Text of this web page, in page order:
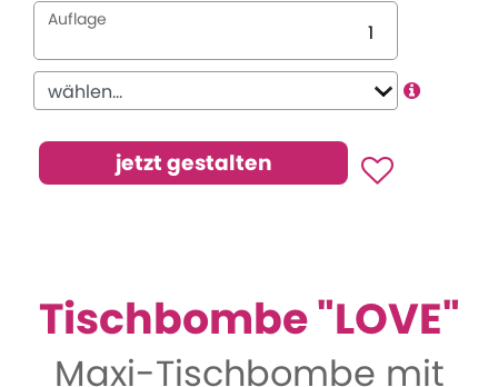
Auflage
Tischbombe "LOVE"
Maxi-Tischbombe mit